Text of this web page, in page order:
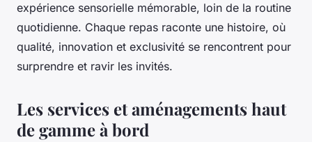
expérience sensorielle mémorable, loin de la routine
quotidienne. Chaque repas raconte une histoire, où
qualité, innovation et exclusivité se rencontrent pour
surprendre et ravir les invités.
Les services et aménagements haut
de gamme à bord